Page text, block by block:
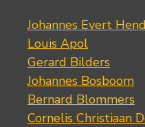
Johannes Evert
Louis Apol
Gerard Bilders
Johannes Bosboom
Bernard Blommers
Cornelis Christiaan